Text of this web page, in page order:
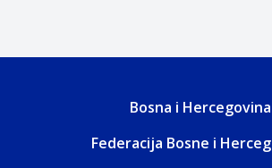
Bosna i Hercegovina
Federacija Bosne i